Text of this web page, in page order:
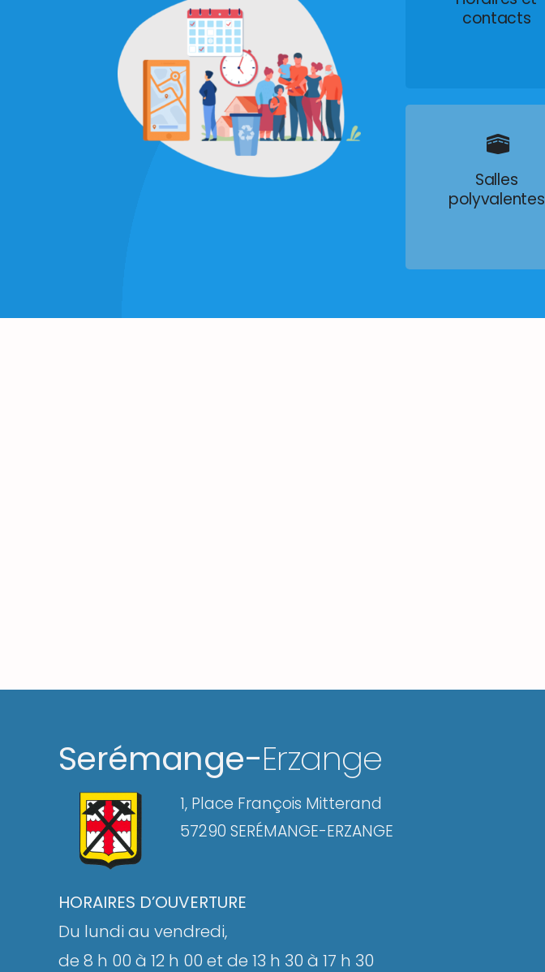
contacts
Salles
polyvalentes
Serémange-Erzange
1, Place François Mitterand
57290 SERÉMANGE-ERZANGE
HORAIRES D’OUVERTURE
Du lundi au vendredi,
de 8 h 00 à 12 h 00 et de 13 h 30 à 17 h 30